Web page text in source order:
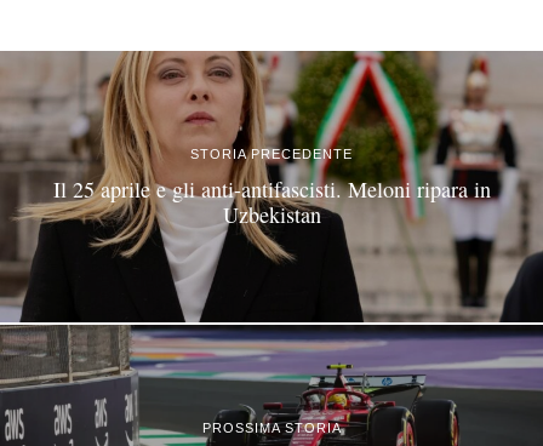
STORIA PRECEDENTE
Il 25 aprile e gli anti-antifascisti. Meloni ripara in
Uzbekistan
PROSSIMA STORIA